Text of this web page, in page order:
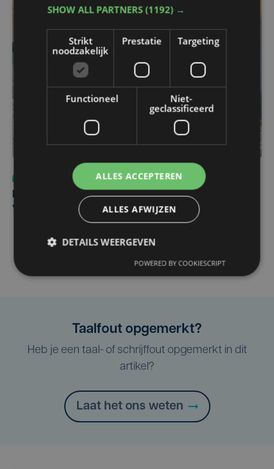
do 6 augustus | 10:49
Margot Vanpachtenbeke beklimt zeven keer de Mont
Ventoux
Taalfout opgemerkt?
Heb je een taal- of schrijffout opgemerkt in dit
artikel?
Laat het ons weten
SHOW ALL PARTNERS(1192) →
Strikt
noodzakelijk
Prestatie Targeting
Functioneel
Niet-
geclassificeerd
ALLES ACCEPTEREN
ALLES AFWIJZEN
DETAILS WEERGEVEN
POWERED BY COOKIESCRIPT